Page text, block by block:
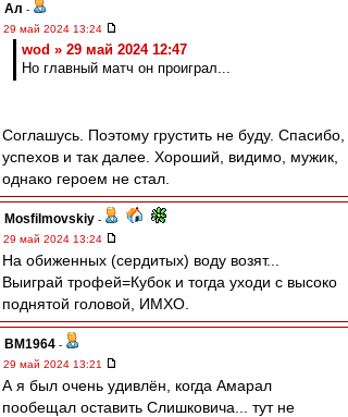
Ал -
29 май 2024 13:24
wod » 29 май 2024 12:47
Но главный матч он проиграл...
Соглашусь. Поэтому грустить не буду. Спасибо,
успехов и так далее. Хороший, видимо, мужик,
однако героем не стал.
Mosfilmovskiy -
29 май 2024 13:24
На обиженных (сердитых) воду возят...
Выиграй трофей=Кубок и тогда уходи с высоко
поднятой головой, ИМХО.
BM1964 -
29 май 2024 13:21
А я был очень удивлён, когда Амарал
пообещал оставить Слишковича... тут не